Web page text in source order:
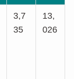
3,7
35
13,
026